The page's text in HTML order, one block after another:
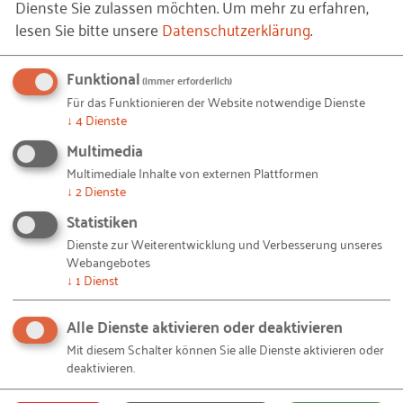
häufiger von vornherein auf die Beantragung von
Bankkrediten, da sie mit einer Ablehnung rechnen –
obwohl ihre tatsächlichen Erfolgschancen nicht
automatisch geringer sind.
3. Wie kann der Gendergap in
der Gründungsfinanzierung
kleiner werden?
Selbstwahrnehmung der eigenen
Fähigkeiten auf Seiten der Frauen
stärken
Die Selbstrationierung von Frauen kann unter
Dienste Sie zulassen möchten.Um mehr zu erfahren,
lesen Sie bitte unsereDatenschutzerklärung.
Funktional(immer erforderlich)
Für das Funktionieren der Website notwendige Dienste
↓ 4Dienste
Multimedia
Multimediale Inhalte von externen Plattformen
↓ 2Dienste
Statistiken
Dienste zur Weiterentwicklung und Verbesserung unseres
Webangebotes
↓ 1 Dienst
Alle Dienste aktivieren oder deaktivieren
Mit diesem Schalter können Sie alle Dienste aktivieren oder
deaktivieren.